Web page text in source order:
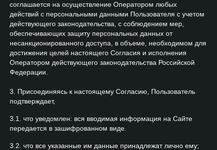
соглашается на осуществление Оператором любых
действий с персональными данными Пользователя с учетом
действующего законодательства, с соблюдением мер,
обеспечивающих защиту персональных данных от
несанкционированного доступа, в объеме, необходимом для
достижения целей настоящего Согласия и исполнения
Оператором действующего законодательства Российской
Федерации.
3. Присоединяясь к настоящему Согласию, Пользователь
подтверждает,
3.1. что уведомлен: вся вводимая информация на Сайте
передается в зашифрованном виде.
3.2. что все указанные им данные принадлежат лично ему;